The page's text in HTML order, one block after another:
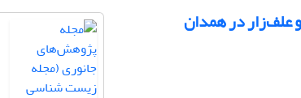
علف‌زار در همدان